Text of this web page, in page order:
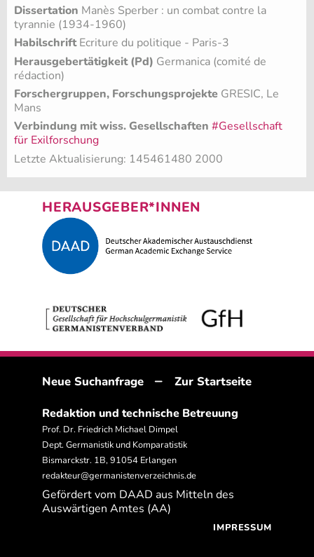
Dissertation Manès Sperber : un combat contre la
tyrannie (1934-1960)
HabilschriftEcriture du politique - Paris-3
Herausgebertätigkeit (Pd) Germanica (comité de
rédaction)
Forschergruppen, Forschungsprojekte GRESIC, Le
Mans
Verbindung mit wiss. Gesellschaften #Gesellschaft
für Exilforschung
Letzte Aktualisierung: 145461480 2000
HERAUSGEBER*INNEN
Neue Suchanfrage – Zur Startseite
Redaktion und technische Betreuung
Prof. Dr. Friedrich Michael Dimpel
Dept. Germanistik und Komparatistik
Bismarckstr. 1B, 91054 Erlangen
redakteur@germanistenverzeichnis.de
Gefördert vom DAAD aus Mitteln des
Auswärtigen Amtes (AA)
IMPRESSUM